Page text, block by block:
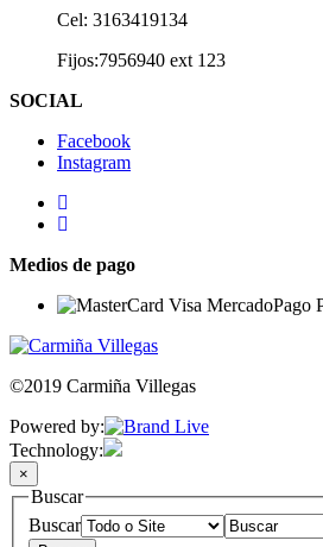
Cel: 3163419134
Fijos:7956940 ext 123
SOCIAL
Facebook
Instagram
Medios de pago
©2019 Carmiña Villegas
Powered by:
Technology:
×
Buscar
Buscar